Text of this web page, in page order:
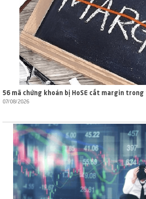
56 mã chứng khoán bị HoSE cắt margin
07/08/2026